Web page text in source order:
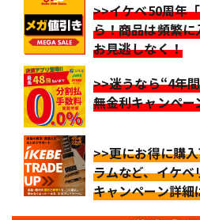
>>イケベ50周年
ら！商品は頻繁
お見逃しなく！
>>迷うなら“4年
無金利キャンペー
>>更にお得に購
ラムなど、イケ
キャンペーン詳細